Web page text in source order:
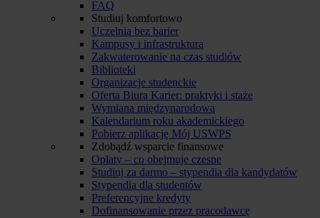
FAQ
Studiuj komfortowo
Uczelnia bez barier
Kampusy i infrastruktura
Zakwaterowanie na czas studiów
Biblioteki
Organizacje studenckie
Oferta Biura Karier: praktyki i staże
Wymiana międzynarodowa
Kalendarium roku akademickiego
Pobierz aplikację Mój USWPS
Zdobądź wsparcie finansowe
Opłaty – co obejmuje czesne
Studiuj za darmo – stypendia dla kandydatów
Stypendia dla studentów
Preferencyjne kredyty
Dofinansowanie przez pracodawcę